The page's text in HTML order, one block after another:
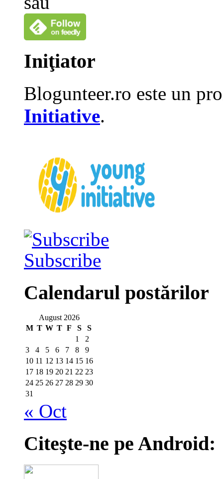
Iniţiator
Blogunteer.ro este un
Initiative.
Subscribe
Calendarul postărilor
August 2026
M T W T F S
S
1
2
3
4 5 6 7 8
9
10 11 12 13 14 15 16
17 18 19 20 21 22 23
24 25 26 27 28 29 30
31
« Oct
Citeşte-ne pe Android: